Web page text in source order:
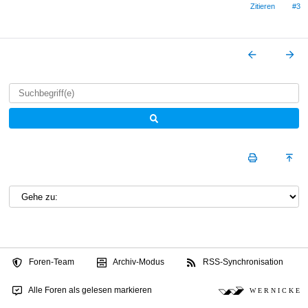
Zitieren #3
Foren-Team Archiv-Modus RSS-Synchronisation
Alle Foren als gelesen markieren W E R N I C K E